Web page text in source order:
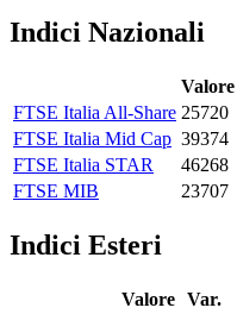
Indici Nazionali
Valore
FTSE Italia All-Share 25720
FTSE Italia Mid Cap 39374
FTSE Italia STAR
46268
FTSE MIB
23707
Indici Esteri
Valore Var.